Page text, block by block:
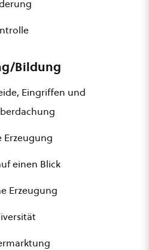
Bildung
Eingriffen und
Erzeugung
einen Blick
Erzeugung